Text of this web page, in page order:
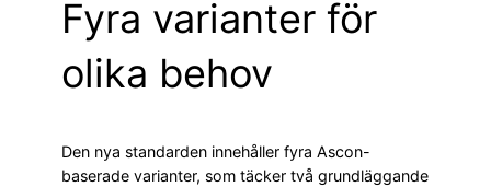
Fyra varianter för
olika behov
Den nya standarden innehåller fyra Ascon-
baserade varianter, som täcker två grundläggande